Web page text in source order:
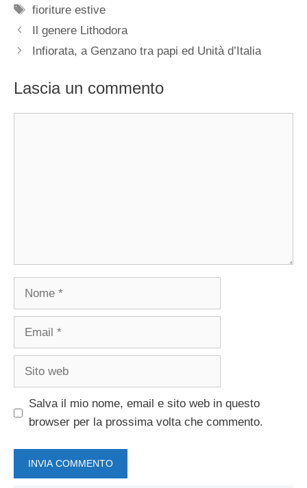
Tag
fioriture estive
Il genere Lithodora
Infiorata, a Genzano tra papi ed Unità d’Italia
Lascia un commento
Nome
Email
Sito
Salva il mio nome, email e sito web in questo
browser per la prossima volta che commento.